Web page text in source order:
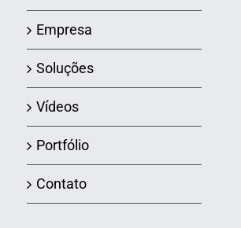
Empresa
Soluções
Vídeos
Portfólio
Contato